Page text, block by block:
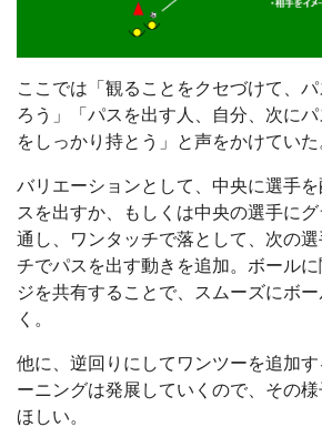
ここでは「観ることをクセづけて、
ろう」「パスを出す人、自分、次に
をしっかり持とう」と声をかけていた
バリエーションとして、中央に選手
スを出すか、もしくは中央の選手に
通し、ワンタッチで落として、次の
チでパスを出す動きを追加。ボール
ジを共有することで、スムーズにボ
く。
他に、逆回りにしてワンツーを追加
ーニングは発展していくので、その
ほしい。